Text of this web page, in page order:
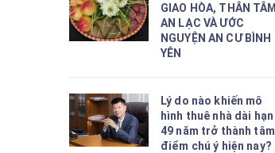
GIAO HÒA, THÂN TÂM
AN LẠC VÀ ƯỚC
NGUYỆN AN CƯ BÌNH
YÊN
Lý do nào khiến mô
hình thuê nhà dài hạn
49 năm trở thành tâm
điểm chú ý hiện nay?